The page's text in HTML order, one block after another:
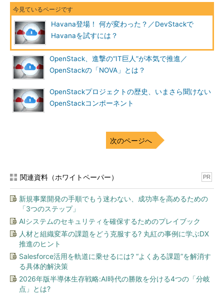
Havana登場！ 何が変わった？／DevStackで
Havanaを試すには？
OpenStack、進撃の“IT巨人”が本気で推進／
OpenStackの「NOVA」とは？
OpenStackプロジェクトの歴史、いまさら聞けない
OpenStackコンポーネント
次のページへ
関連資料（ホワイトペーパー） PR
新規事業開発の手順でもう迷わない、成功率を高めるための
「3つのステップ」
AIシステムのセキュリティを確保するためのプレイブック
人材と組織変革の課題をどう克服する? 丸紅の事例に学ぶDX
推進のヒント
Salesforce活用を軌道に乗せるには? “よくある課題”を解消す
る具体的解決策
2026年版半導体生存戦略:AI時代の勝敗を分ける4つの「分岐
点」とは?